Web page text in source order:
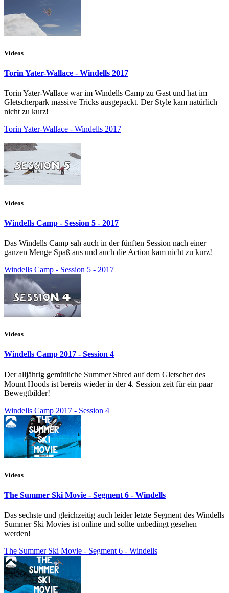
Videos
Torin Yater-Wallace - Windells 2017
Torin Yater-Wallace war im Windells Camp zu Gast und hat im
Gletscherpark massive Tricks ausgepackt. Der Style kam natürlich
nicht zu kurz!
Torin Yater-Wallace - Windells 2017
Videos
Windells Camp - Session 5 - 2017
Das Windells Camp sah auch in der fünften Session nach einer
ganzen Menge Spaß aus und auch die Action kam nicht zu kurz!
Windells Camp - Session 5 - 2017
Videos
Windells Camp 2017 - Session 4
Der alljährig gemütliche Summer Shred auf dem Gletscher des
Mount Hoods ist bereits wieder in der 4. Session zeit für ein paar
Bewegtbilder!
Windells Camp 2017 - Session 4
Videos
The Summer Ski Movie - Segment 6 - Windells
Das sechste und gleichzeitig auch leider letzte Segment des Windells
Summer Ski Movies ist online und sollte unbedingt gesehen
werden!
The Summer Ski Movie - Segment 6 - Windells